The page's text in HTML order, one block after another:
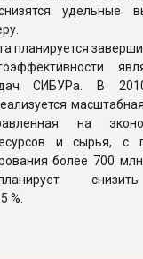
удельные
планируется
СИБУРа. В
на
и сырья, с
более 700
%.